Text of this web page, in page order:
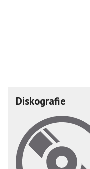
Diskografie